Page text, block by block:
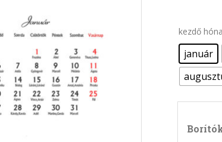
kezdő
január